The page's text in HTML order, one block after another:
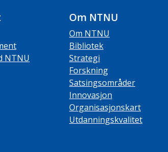
NTNU
Om NTNU
Om NTNU
Bibliotek
Strategi
Forskning
Satsingsområder
Innovasjon
Organisasjonskart
Utdanningskvalitet